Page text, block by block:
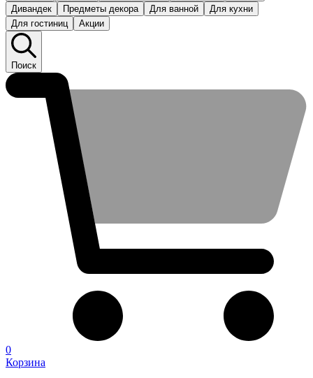
Дивандек
Предметы декора Для ванной
Для кухни
Для гостиниц
Акции
Поиск
0
Корзина